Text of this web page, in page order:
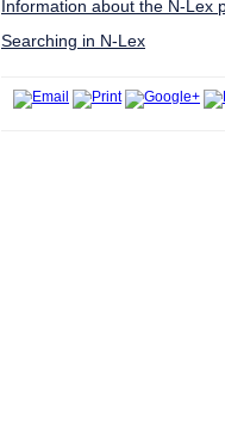
Information about the N-Lex
Searching in N-Lex